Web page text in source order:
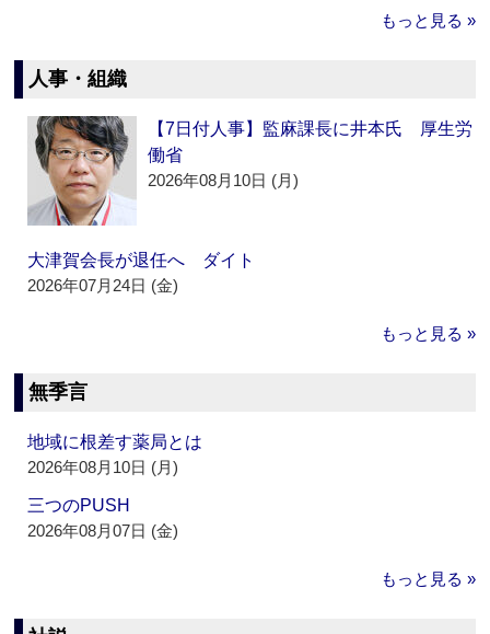
もっと見る »
人事・組織
【7日付人事】監麻課長に井本氏 厚生労
働省
2026年08月10日 (月)
大津賀会長が退任へ ダイト
2026年07月24日 (金)
もっと見る »
無季言
地域に根差す薬局とは
2026年08月10日 (月)
三つのPUSH
2026年08月07日 (金)
もっと見る »